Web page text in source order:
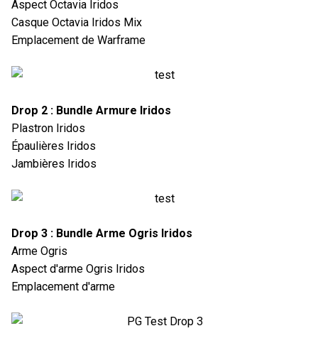
Aspect Octavia Iridos
Casque Octavia Iridos Mix
Emplacement de Warframe
Drop 2 : Bundle Armure Iridos
Plastron Iridos
Épaulières Iridos
Jambières Iridos
Drop 3 : Bundle Arme Ogris Iridos
Arme Ogris
Aspect d'arme Ogris Iridos
Emplacement d'arme